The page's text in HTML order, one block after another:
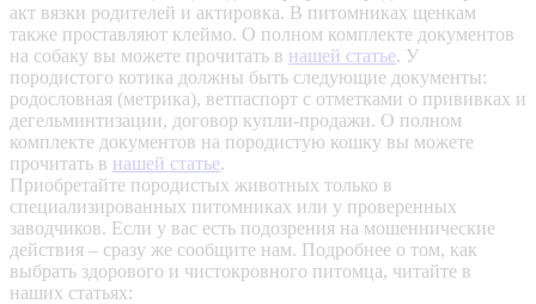
акт вязки родителей и актировка. В питомниках щенкам
также проставляют клеймо. О полном комплекте документов
на собаку вы можете прочитать в нашей статье. У
породистого котика должны быть следующие документы:
родословная (метрика), ветпаспорт с отметками о прививках и
дегельминтизации, договор купли-продажи. О полном
комплекте документов на породистую кошку вы можете
прочитать в нашей статье.
Приобретайте породистых животных только в
специализированных питомниках или у проверенных
заводчиков. Если у вас есть подозрения на мошеннические
действия – сразу же сообщите нам. Подробнее о том, как
выбрать здорового и чистокровного питомца, читайте в
наших статьях: